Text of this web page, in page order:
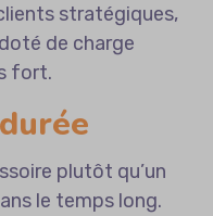
stratégiques,
de charge
fort.
plutôt qu’un
le temps long.